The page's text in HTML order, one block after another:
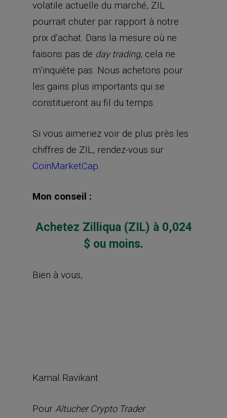
volatile actuelle du marché, ZIL
pourrait chuter par rapport à notre
prix d’achat. Dans la mesure où ne
faisons pas de day trading, cela ne
m’inquiète pas. Nous achetons pour
les gains plus importants qui se
constitueront au fil du temps.
Si vous aimeriez voir de plus près les
chiffres de ZIL, rendez-vous sur
CoinMarketCap.
Mon conseil :
Achetez Zilliqua (ZIL) à 0,024
$ ou moins.
Bien à vous,
Kamal Ravikant
Pour Altucher Crypto Trader